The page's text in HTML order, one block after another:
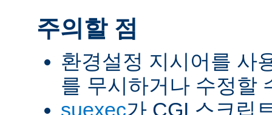
주의할 점
환경설정 지시어를 사
를 무시하거나 수정할
suexec가 CGI 스크립